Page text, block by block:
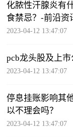
化脓性汗腺炎有
食禁忌？-前沿资
2023-04-12 13:47:07
pcb龙头股及上
2023-04-12 13:47:07
停息挂账影响其
以不理会吗？
2023-04-12 13:47:07